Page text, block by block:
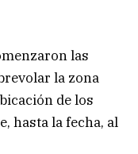
las
la zona
de los
hasta la fecha, al